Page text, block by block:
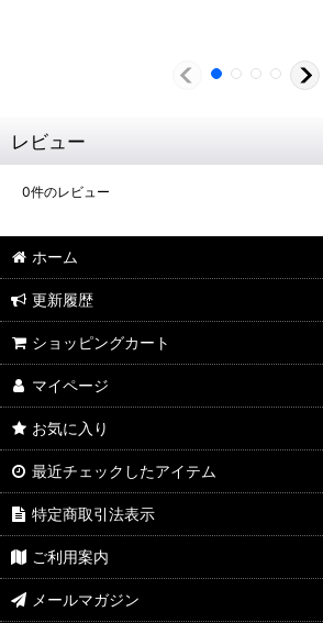
レビュー
0件のレビュー
ホーム
更新履歴
ショッピングカート
マイページ
お気に入り
最近チェックしたアイテム
特定商取引法表示
ご利用案内
メールマガジン